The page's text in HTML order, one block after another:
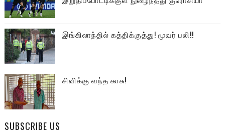
இங்கிலாந்தில் கத்திக்குத்து! மூவர் பலி!!
சிவிக்கு வந்த காசு!
SUBSCRIBE US